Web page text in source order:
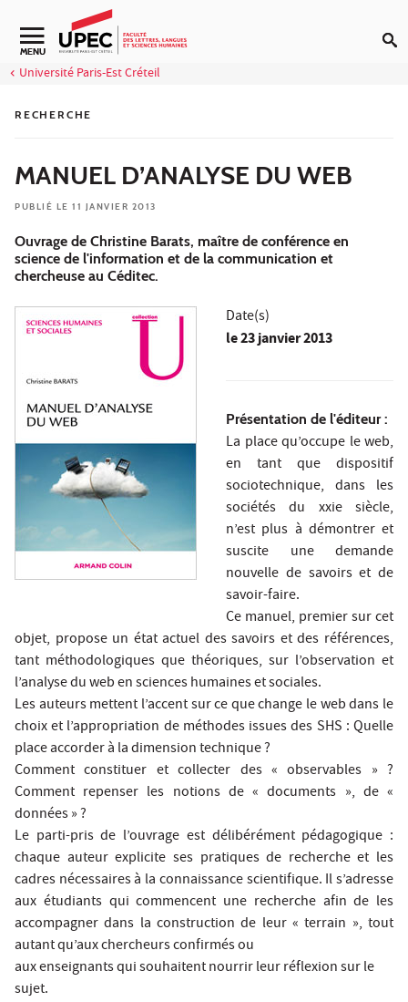
Aller au contenu
Navigation secondaire
MENU
Université Paris-Est Créteil
RECHERCHE
MANUEL D’ANALYSE DU WEB
PUBLIÉ LE 11 JANVIER 2013
Ouvrage de Christine Barats, maître de conférence en
science de l'information et de la communication et
chercheuse au Céditec.
Date(s)
le23 janvier 2013
Présentation de l'éditeur :
La place qu’occupe le web,
en tant que dispositif
sociotechnique, dans les
sociétés du xxie siècle,
n’est plus à démontrer et
suscite une demande
nouvelle de savoirs et de
savoir-faire.
Ce manuel, premier sur cet
objet, propose un état actuel des savoirs et des références,
tant méthodologiques que théoriques, sur l’observation et
l’analyse du web en sciences humaines et sociales.
Les auteurs mettent l’accent sur ce que change le web dans le
choix et l’appropriation de méthodes issues des SHS : Quelle
place accorder à la dimension technique ?
Comment constituer et collecter des « observables » ?
Comment repenser les notions de « documents », de «
données » ?
Le parti-pris de l’ouvrage est délibérément pédagogique :
chaque auteur explicite ses pratiques de recherche et les
cadres nécessaires à la connaissance scientifique. Il s’adresse
aux étudiants qui commencent une recherche afin de les
accompagner dans la construction de leur « terrain », tout
autant qu’aux chercheurs confirmés ou
aux enseignants qui souhaitent nourrir leur réflexion sur le
sujet.